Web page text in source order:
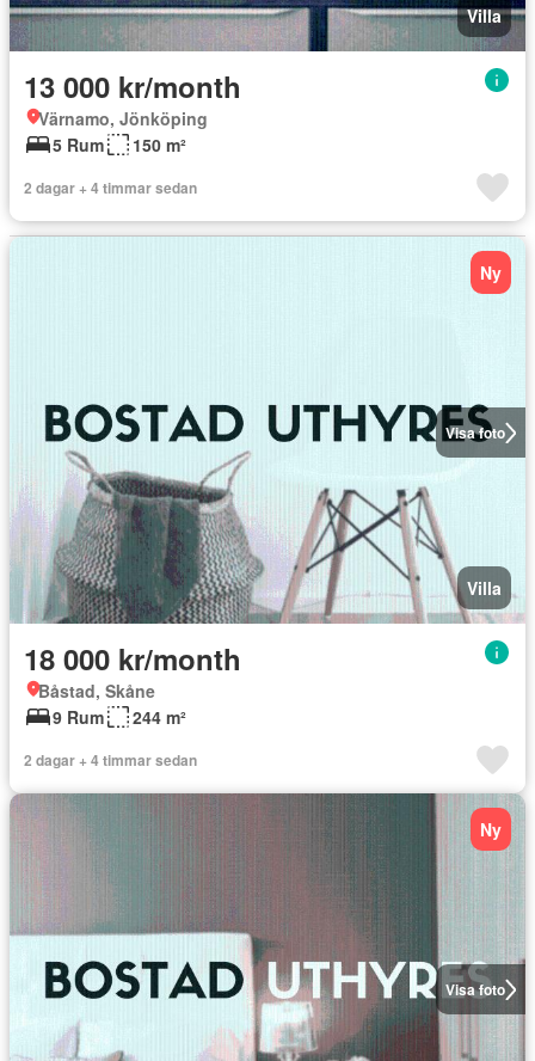
Villa
13 000 kr/month
Värnamo, Jönköping
5 Rum
150 m²
2 dagar + 4 timmar sedan
Visa foto
Ny
Villa
18 000 kr/month
Båstad, Skåne
9 Rum
244 m²
2 dagar + 4 timmar sedan
Visa foto
Ny